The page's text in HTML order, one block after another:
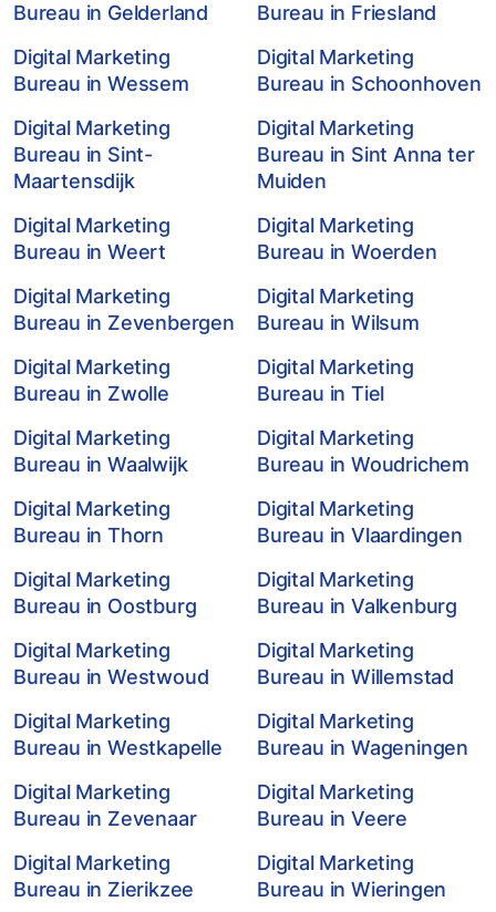
Bureau in Gelderland
Bureau in Friesland
Digital Marketing
Bureau in Wessem
Digital Marketing
Bureau in Schoonhoven
Digital Marketing
Bureau in Sint-
Maartensdijk
Digital Marketing
Bureau in Sint Anna ter
Muiden
Digital Marketing
Bureau in Weert
Digital Marketing
Bureau in Woerden
Digital Marketing
Bureau in Zevenbergen
Digital Marketing
Bureau in Wilsum
Digital Marketing
Bureau in Zwolle
Digital Marketing
Bureau in Tiel
Digital Marketing
Bureau in Waalwijk
Digital Marketing
Bureau in Woudrichem
Digital Marketing
Bureau in Thorn
Digital Marketing
Bureau in Vlaardingen
Digital Marketing
Bureau in Oostburg
Digital Marketing
Bureau in Valkenburg
Digital Marketing
Bureau in Westwoud
Digital Marketing
Bureau in Willemstad
Digital Marketing
Bureau in Westkapelle
Digital Marketing
Bureau in Wageningen
Digital Marketing
Bureau in Zevenaar
Digital Marketing
Bureau in Veere
Digital Marketing
Bureau in Zierikzee
Digital Marketing
Bureau in Wieringen